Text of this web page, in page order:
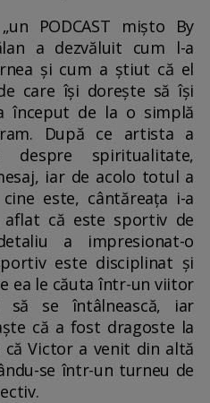
PODCAST mișto By
a dezvăluit cum l-a
și cum a știut că el
care își dorește să își
început de la o simplă
După ce artista a
spiritualitate,
iar de acolo totul a
este, cântăreața i-a
că este sportiv de
a impresionat-o
este disciplinat și
ea le căuta într-un viitor
să se întâlnească, iar
că a fost dragoste la
că Victor a venit din altă
se într-un turneu de